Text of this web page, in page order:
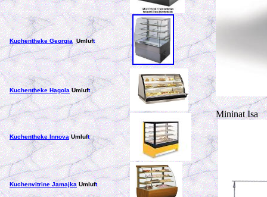
Kuchentheke GeorgiaUmluft
Kuchentheke Hagola Umluft
Kuchentheke Innova Umluft
Kuchenvitrine Jamajka Umluft
Mininat Isa